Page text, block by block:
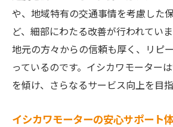
や、地域特有の交通事情を考慮した
ど、細部にわたる改善が行われていま
地元の方々からの信頼も厚く、リピ
っているのです。イシカワモーター
を傾け、さらなるサービス向上を目
イシカワモーターの安心サポート